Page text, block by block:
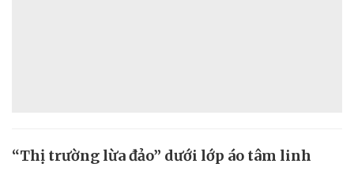
“Thị trường lừa đảo” dưới lớp áo tâm linh